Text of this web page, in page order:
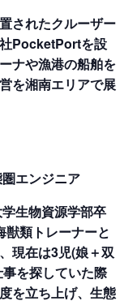
されたクルーザー
PocketPortを設
ナや漁港の船舶を
を湘南エリアで展
エンジニア
生物資源学部卒
類トレーナーと
現在は3児(娘＋双
を探していた際
を立ち上げ、生態